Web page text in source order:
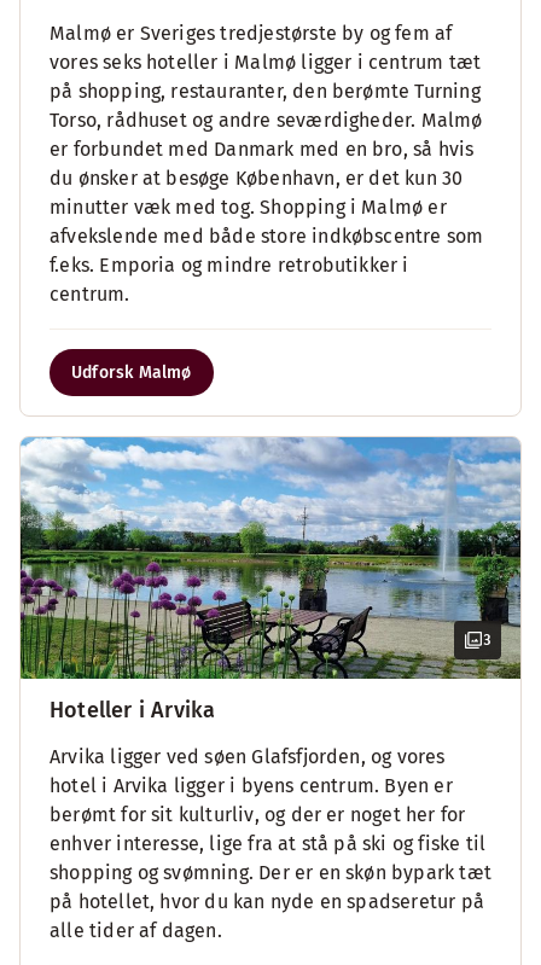
Malmø er Sveriges tredjestørste by og fem af
vores seks hoteller i Malmø ligger i centrum tæt
på shopping, restauranter, den berømte Turning
Torso, rådhuset og andre seværdigheder. Malmø
er forbundet med Danmark med en bro, så hvis
du ønsker at besøge København, er det kun 30
minutter væk med tog. Shopping i Malmø er
afvekslende med både store indkøbscentre som
f.eks. Emporia og mindre retrobutikker i
centrum.
Udforsk Malmø
3
Hoteller i Arvika
Arvika ligger ved søen Glafsfjorden, og vores
hotel i Arvika ligger i byens centrum. Byen er
berømt for sit kulturliv, og der er noget her for
enhver interesse, lige fra at stå på ski og fiske til
shopping og svømning. Der er en skøn bypark tæt
på hotellet, hvor du kan nyde en spadseretur på
alle tider af dagen.